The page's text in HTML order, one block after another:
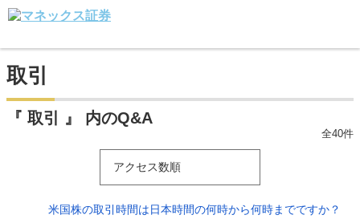
取引
『 取引 』 内のQ&A
全40件
アクセス数順
米国株の取引時間は日本時間の何時から何時までですか？